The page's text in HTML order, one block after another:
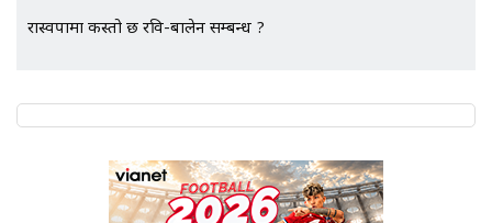
रास्वपामा कस्तो छ रवि-बालेन सम्बन्ध ?